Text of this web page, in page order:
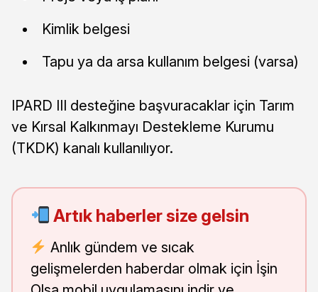
Kimlik belgesi
Tapu ya da arsa kullanım belgesi (varsa)
IPARD III desteğine başvuracaklar için Tarım
ve Kırsal Kalkınmayı Destekleme Kurumu
(TKDK) kanalı kullanılıyor.
Artık haberler size gelsin
Anlık gündem ve sıcak
gelişmelerden haberdar olmak için İşin